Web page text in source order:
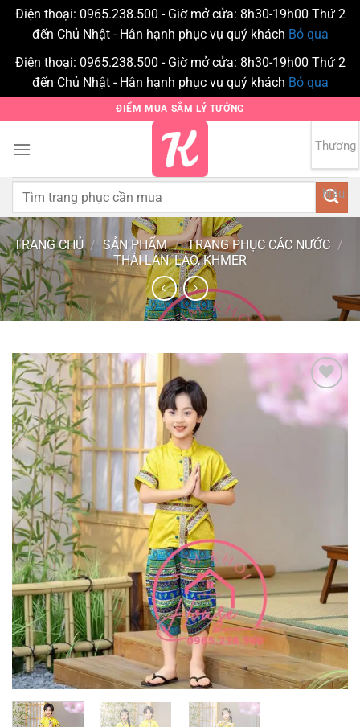
Điện thoại: 0965.238.500 - Giờ mở cửa: 8h30-19h00 Thứ 2
đến Chủ Nhật - Hân hạnh phục vụ quý khách Bỏ qua
Điện thoại: 0965.238.500 - Giờ mở cửa: 8h30-19h00 Thứ 2
đến Chủ Nhật - Hân hạnh phục vụ quý khách Bỏ qua
qua
nội
ĐIỂM MUA SẮM LÝ TƯỞNG
0
Tìm
TRANG CHỦ / SẢN PHẨM / TRANG PHỤC CÁC NƯỚC /
THÁI LAN, LÀO, KHMER
Add to
wishlist
Thương
hiệu: